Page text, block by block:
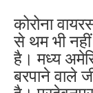
कोरोना
से थम भी
है। मध्य
बरपाने वाले